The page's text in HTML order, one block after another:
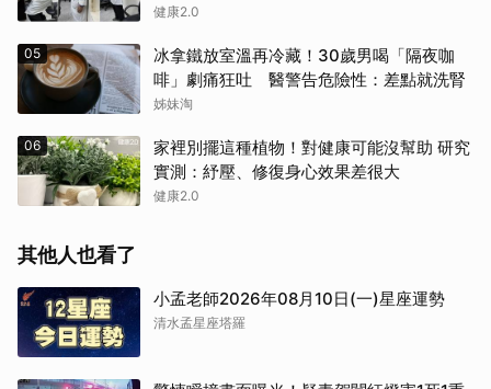
健康2.0
05
冰拿鐵放室溫再冷藏！30歲男喝「隔夜咖
啡」劇痛狂吐 醫警告危險性：差點就洗腎
姊妹淘
06
家裡別擺這種植物！對健康可能沒幫助 研究
實測：紓壓、修復身心效果差很大
健康2.0
其他人也看了
小孟老師2026年08月10日(一)星座運勢
清水孟星座塔羅